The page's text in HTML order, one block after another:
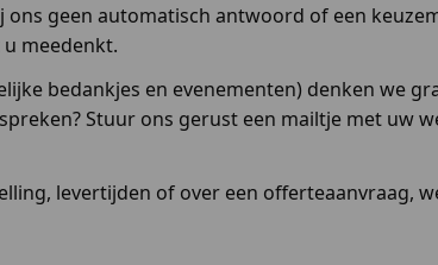
ons geen automatisch antwoord of een
meedenkt.
bedankjes en evenementen) denken we
Stuur ons gerust een mailtje met uw
levertijden of over een offerteaanvraag,